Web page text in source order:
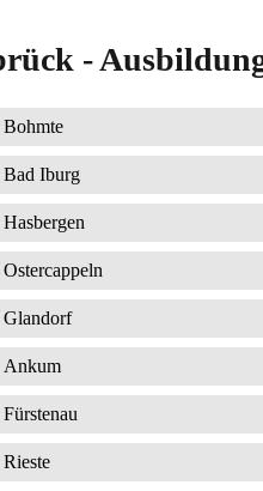
-
Bohmte
Bad Iburg
Hasbergen
Ostercappeln
Glandorf
Ankum
Fürstenau
Rieste